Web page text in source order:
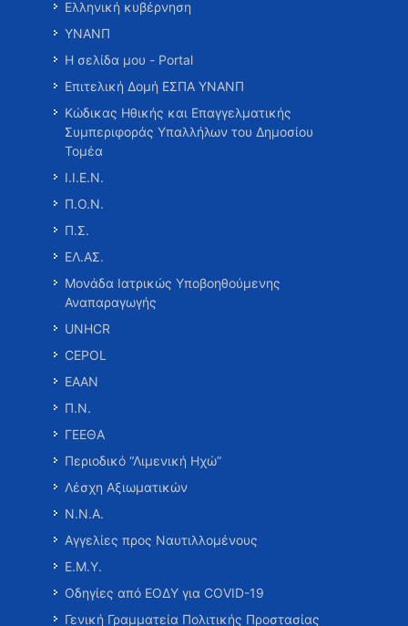
Ελληνική κυβέρνηση
ΥΝΑΝΠ
Η σελίδα μου - Portal
Επιτελική Δομή ΕΣΠΑ ΥΝΑΝΠ
Κώδικας Ηθικής και Επαγγελματικής
Συμπεριφοράς Υπαλλήλων του Δημοσίου
Τομέα
Ι.Ι.Ε.Ν.
Π.Ο.Ν.
Π.Σ.
ΕΛ.ΑΣ.
Μονάδα Ιατρικώς Υποβοηθούμενης
Αναπαραγωγής
UNHCR
CEPOL
ΕΑΑΝ
Π.Ν.
ΓΕΕΘΑ
Περιοδικό “Λιμενική Ηχώ”
Λέσχη Αξιωματικών
Ν.Ν.Α.
Αγγελίες προς Ναυτιλλομένους
Ε.Μ.Υ.
Οδηγίες από ΕΟΔΥ για COVID-19
Γενική Γραμματεία Πολιτικής Προστασίας